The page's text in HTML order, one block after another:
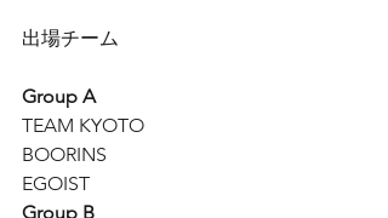
出場チーム
Group A
TEAM KYOTO
BOORINS
EGOIST
Group B